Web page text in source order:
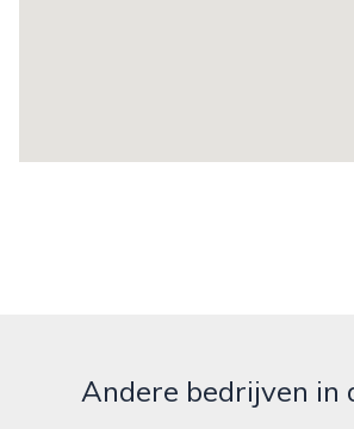
Andere bedrijven in